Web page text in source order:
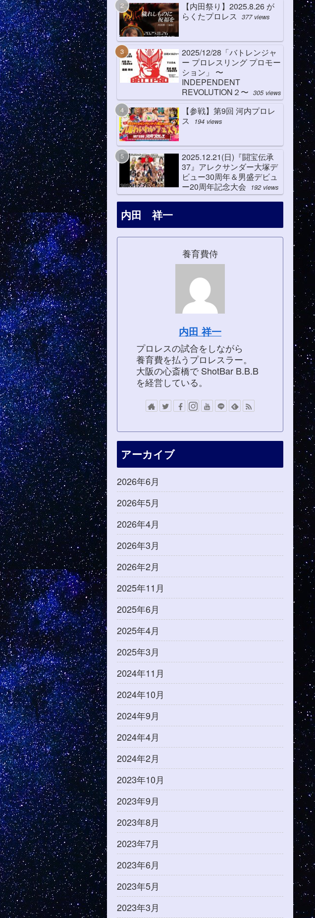
【内田祭り】2025.8.26 が
らくたプロレス
377 views
2025/12/28「バトレンジャ
ー プロレスリング プロモー
ション」 〜
INDEPENDENT
REVOLUTION２〜 305 views
【参戦】第9回 河内プロレ
ス
194 views
2025.12.21(日)『闘宝伝承
37』アレクサンダー大塚デ
ビュー30周年＆男盛デビュ
ー20周年記念大会
192 views
内田 祥一
養育費侍
内田 祥一
プロレスの試合をしながら
養育費を払うプロレスラー。
大阪の心斎橋で ShotBar B.B.B
を経営している。
アーカイブ
2026年6月
2026年5月
2026年4月
2026年3月
2026年2月
2025年11月
2025年6月
2025年4月
2025年3月
2024年11月
2024年10月
2024年9月
2024年4月
2024年2月
2023年10月
2023年9月
2023年8月
2023年7月
2023年6月
2023年5月
2023年3月